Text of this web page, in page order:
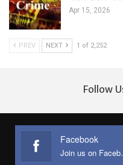
Apr 15, 2026
PREV NEXT 1 of 2,252
Follow
Facebook